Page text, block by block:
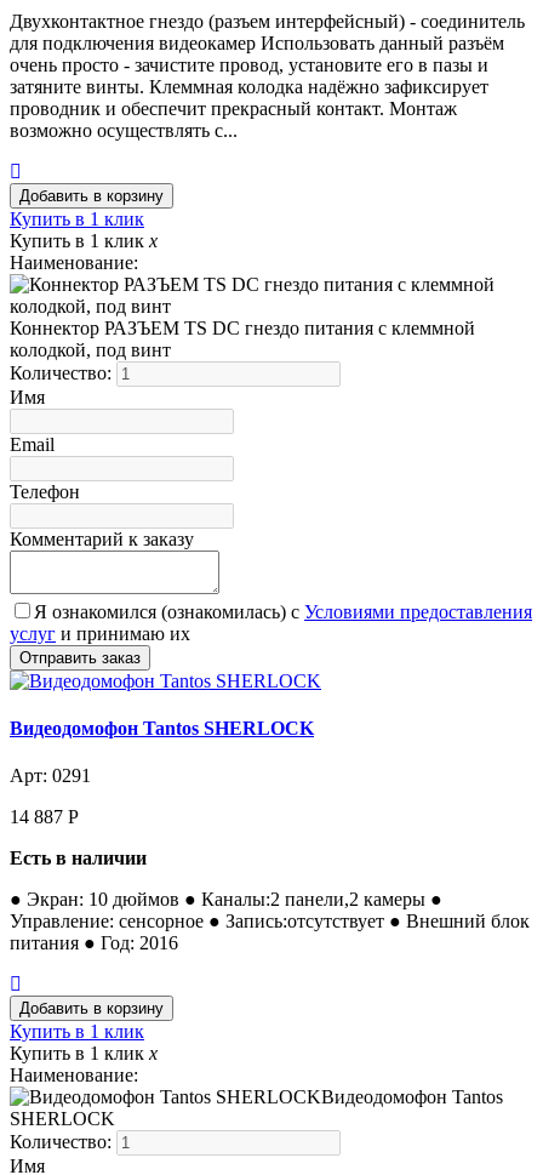
Двухконтактное гнездо (разъем интерфейсный) - соединитель
для подключения видеокамер Использовать данный разъём
очень просто - зачистите провод, установите его в пазы и
затяните винты. Клеммная колодка надёжно зафиксирует
проводник и обеспечит прекрасный контакт. Монтаж
возможно осуществлять с...
Купить в 1 клик
Купить в 1 клик x
Наименование:
Коннектор РАЗЪЕМ TS DC гнездо питания с клеммной
колодкой, под винт
Количество:
Имя
Email
Телефон
Комментарий к заказу
Я ознакомился (ознакомилась) с Условиями предоставления
услуг и принимаю их
Видеодомофон Tantos SHERLOCK
Арт: 0291
14 887 Р
Есть в наличии
● Экран: 10 дюймов ● Каналы:2 панели,2 камеры ●
Управление: сенсорное ● Запись:отсутствует ● Внешний блок
питания ● Год: 2016
Купить в 1 клик
Купить в 1 клик x
Наименование:
Видеодомофон Tantos
SHERLOCK
Количество:
Имя